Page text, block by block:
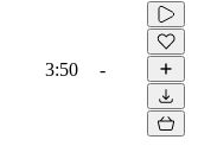
3:50 -